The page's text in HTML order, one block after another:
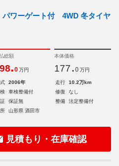
ワーゲート付 4WD 冬タイヤ
総額
.0 万円
本体価格
177. 0 万円
2006年 走行
10.2万km
車検整備付 修復
なし
保証無 整備
法定整備付
山形県 酒田市
見積もり・在庫確認